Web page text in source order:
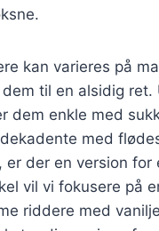
kan varieres på
til en alsidig ret.
dem enkle med
med
er der en version for
vil vi fokusere på
riddere med